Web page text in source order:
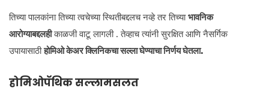
तिच्या पालकांना तिच्या त्वचेच्या स्थितीबद्दलच नव्हे तर तिच्याभावनिक
आरोग्याबद्दलहीकाळजी वाटू लागली . तेव्हाच त्यांनी सुरक्षित आणि नैसर्गिक
उपायासाठीहोमिओ केअर क्लिनिकचा सल्ला घेण्याचा निर्णय घेतला.
होमिओपॅथिक सल्लामसलत